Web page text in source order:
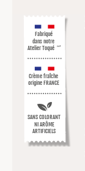
Fabriqué
dans notre
Atelier Toqué
™*
SANS COLORANT
NI ARÔME
ARTIFICIELS
Crème fraîche
origine FRANCE